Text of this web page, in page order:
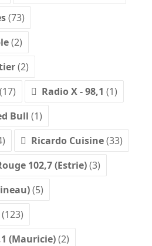
(73)
(2)
(2)
Radio X - 98,1 (1)
Bull (1)
Ricardo Cuisine(33)
102,7 (Estrie)(3)
(5)
(Mauricie)(2)